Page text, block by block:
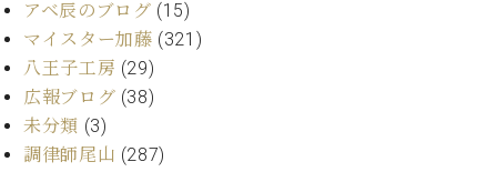
レ
ジ
デ
ン
ス
番
号
を
前
に
ベ
ー
ン
コ
ン
サ
ロ
ン・
調
律
方
ま
で
大
歓
ベヒ
会
アベ辰のブログ (15)
マイスター加藤 (321)
八王子工房 (29)
広報ブログ (38)
未分類 (3)
調律師尾山 (287)